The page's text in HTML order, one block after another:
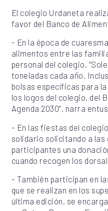
El colegio Urdaneta
favor del Banco de
- En la época de
alimentos entre las
personal del colegio.
toneladas cada año.
bolsas específicas para
los logos del colegio, del
Agenda 2030”, narra
- En las fiestas del
solidario solicitando a las
participantes una
cuando recogen los
- También participan en
que se realizan en los
última edición, se